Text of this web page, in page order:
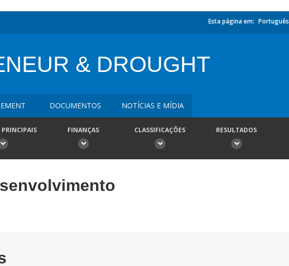
Esta página em: Português
& DROUGHT
DOCUMENTOS NOTÍCIAS E MÍDIA
PRINCIPAIS FINANÇAS CLASSIFICAÇÕES RESULTADOS